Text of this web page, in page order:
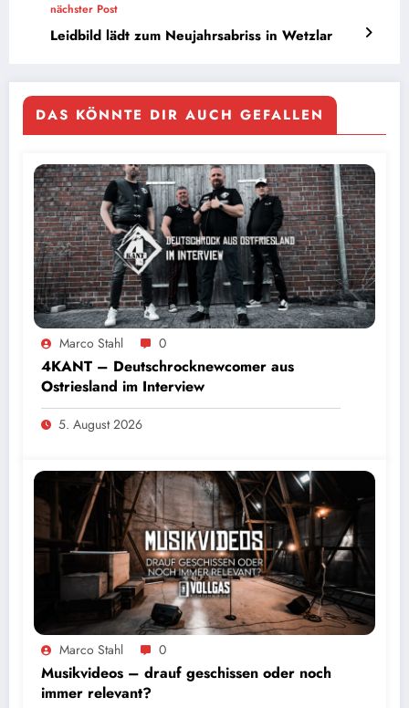
nächster Post
Leidbild lädt zum Neujahrsabriss in Wetzlar
DAS KÖNNTE DIR AUCH GEFALLEN
Marco Stahl 0
4KANT – Deutschrocknewcomer aus
Ostriesland im Interview
5. August 2026
Marco Stahl 0
Musikvideos – drauf geschissen oder noch
immer relevant?